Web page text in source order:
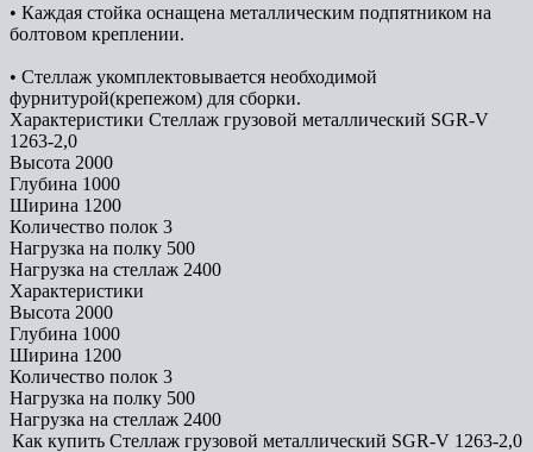
• Каждая стойка оснащена металлическим подпятником на
болтовом креплении.
• Стеллаж укомплектовывается необходимой
фурнитурой(крепежом) для сборки.
Характеристики Стеллаж грузовой металлический SGR-V
1263-2,0
Высота 2000
Глубина 1000
Ширина 1200
Количество полок 3
Нагрузка на полку 500
Нагрузка на стеллаж 2400
Характеристики
Высота 2000
Глубина 1000
Ширина 1200
Количество полок 3
Нагрузка на полку 500
Нагрузка на стеллаж 2400
Как купить Стеллаж грузовой металлический SGR-V 1263-2,0